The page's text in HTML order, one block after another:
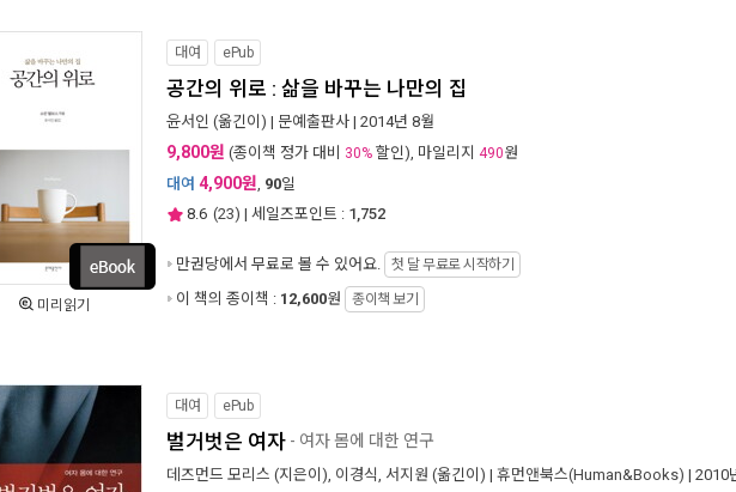
미리읽기
대여 ePub
공간의 위로 : 삶을 바꾸는 나만의 집
윤서인 (옮긴이) | 문예출판사 | 2014년 8월
9,800원 (종이책 정가 대비 30% 할인), 마일리지 490원
대여 4,900원, 90일
8.6 (23) | 세일즈포인트 : 1,752
만권당에서 무료로 볼 수 있어요. 첫 달 무료로 시작하기
이 책의 종이책 : 12,600원 종이책 보기
대여 ePub
벌거벗은 여자 - 여자 몸에 대한 연구
데즈먼드 모리스 (지은이), 이경식, 서지원 (옮긴이) | 휴먼앤북스(Human&Books) | 2010